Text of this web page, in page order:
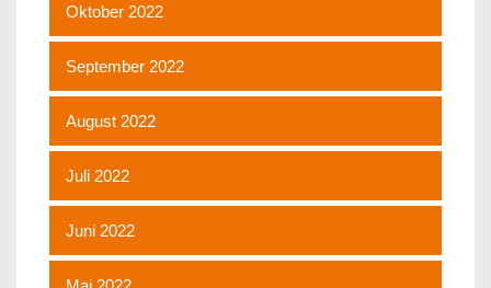
Oktober 2022
September 2022
August 2022
Juli 2022
Juni 2022